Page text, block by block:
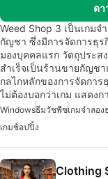
ด
Weed Shop 3 เป็นเกมจ
กัญชา ซึ่งมีการจัดการธุร
มองบุคคลแรก วัตถุประส
สำเร็จเป็นร้านขายกัญชา
กลไกหลักของการจัดการ
ไม่ต้องบอกว่าเกม แสดง
Windowsธีมวัชพืชเกมจำลอง
เกมช้อปปิ้ง
Clothing